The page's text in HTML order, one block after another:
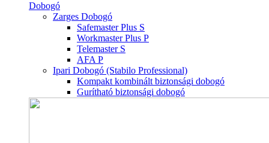
Dobogó
Zarges Dobogó
Safemaster Plus S
Workmaster Plus P
Telemaster S
AFA P
Ipari Dobogó (Stabilo Professional)
Kompakt kombinált biztonsági dobogó
Gurítható biztonsági dobogó